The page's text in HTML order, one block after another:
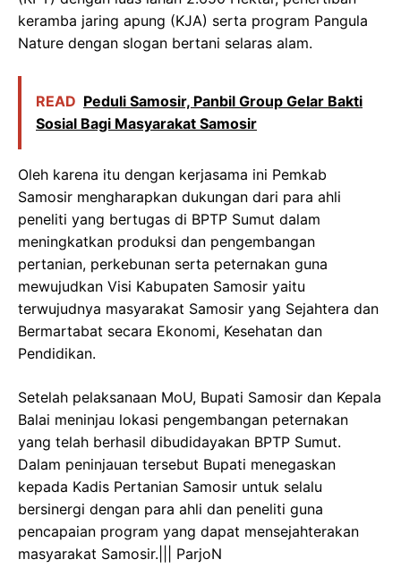
keramba jaring apung (KJA) serta program Pangula
Nature dengan slogan bertani selaras alam.
READ Peduli Samosir, Panbil Group Gelar Bakti
Sosial Bagi Masyarakat Samosir
Oleh karena itu dengan kerjasama ini Pemkab
Samosir mengharapkan dukungan dari para ahli
peneliti yang bertugas di BPTP Sumut dalam
meningkatkan produksi dan pengembangan
pertanian, perkebunan serta peternakan guna
mewujudkan Visi Kabupaten Samosir yaitu
terwujudnya masyarakat Samosir yang Sejahtera dan
Bermartabat secara Ekonomi, Kesehatan dan
Pendidikan.
Setelah pelaksanaan MoU, Bupati Samosir dan Kepala
Balai meninjau lokasi pengembangan peternakan
yang telah berhasil dibudidayakan BPTP Sumut.
Dalam peninjauan tersebut Bupati menegaskan
kepada Kadis Pertanian Samosir untuk selalu
bersinergi dengan para ahli dan peneliti guna
pencapaian program yang dapat mensejahterakan
masyarakat Samosir.||| ParjoN